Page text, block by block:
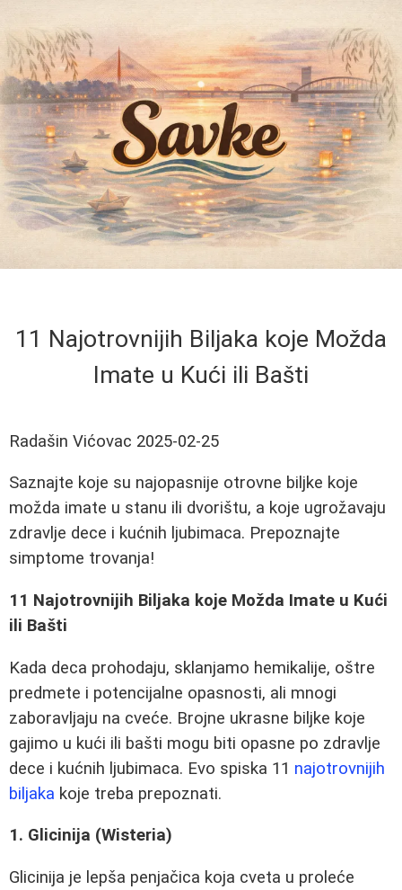
11 Najotrovnijih Biljaka koje Možda
Imate u Kući ili Bašti
Radašin Vićovac 2025-02-25
Saznajte koje su najopasnije otrovne biljke koje
možda imate u stanu ili dvorištu, a koje ugrožavaju
zdravlje dece i kućnih ljubimaca. Prepoznajte
simptome trovanja!
11 Najotrovnijih Biljaka koje Možda Imate u Kući
ili Bašti
Kada deca prohodaju, sklanjamo hemikalije, oštre
predmete i potencijalne opasnosti, ali mnogi
zaboravljaju na cveće. Brojne ukrasne biljke koje
gajimo u kući ili bašti mogu biti opasne po zdravlje
dece i kućnih ljubimaca. Evo spiska 11 najotrovnijih
biljaka koje treba prepoznati.
1. Glicinija (Wisteria)
Glicinija je lepša penjačica koja cveta u proleće